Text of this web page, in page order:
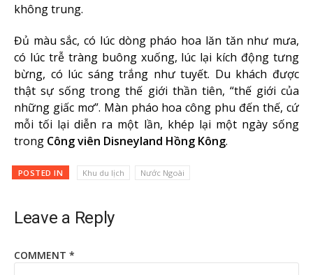
không trung.
Đủ màu sắc, có lúc dòng pháo hoa lăn tăn như mưa,
có lúc trễ tràng buông xuống, lúc lại kích động tưng
bừng, có lúc sáng trắng như tuyết. Du khách được
thật sự sống trong thế giới thần tiên, “thế giới của
những giấc mơ”. Màn pháo hoa công phu đến thế, cứ
mỗi tối lại diễn ra một lần, khép lại một ngày sống
trong Công viên Disneyland Hồng Kông.
POSTED IN Khu du lịch Nước Ngoài
Leave a Reply
COMMENT *